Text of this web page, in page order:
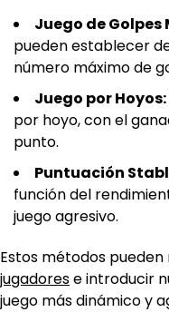
Juego de
pueden establecer
número máximo de
Juego por Hoyos:
por hoyo, con el
punto.
Puntuación
función del
juego agresivo.
Estos métodos
jugadorese introducir
juego más dinámico y